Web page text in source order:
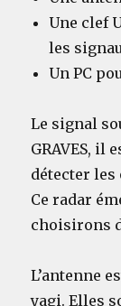
Une clef
les
Un PC
Le signal
GRAVES, il
détecter les
Ce radar
choisirons
L’antenne
yagi. Elles